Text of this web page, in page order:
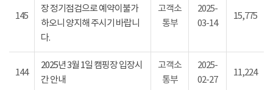
145
장 정기점검으로 예약이불가
하오니 양지해 주시기 바랍니
다.
고객소
통부
2025-
03-14
15,775
144
2025년 3월 1일 캠핑장 입장시
간 안내
고객소
통부
2025-
02-27
11,224